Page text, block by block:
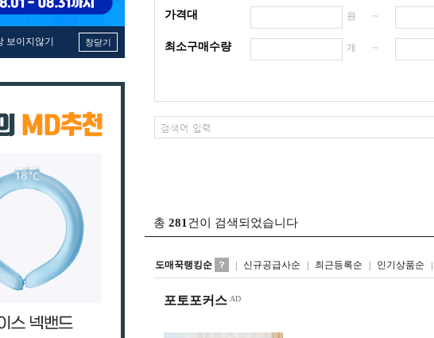
보이지않기 창닫기
가격대 원 ~
최소구매수량 개 ~
총 281 건이 검색되었습니다
도매꾹랭킹순 신규공급사순 최근등록순 인기상품순
리스트형갤러리형
포토포커스